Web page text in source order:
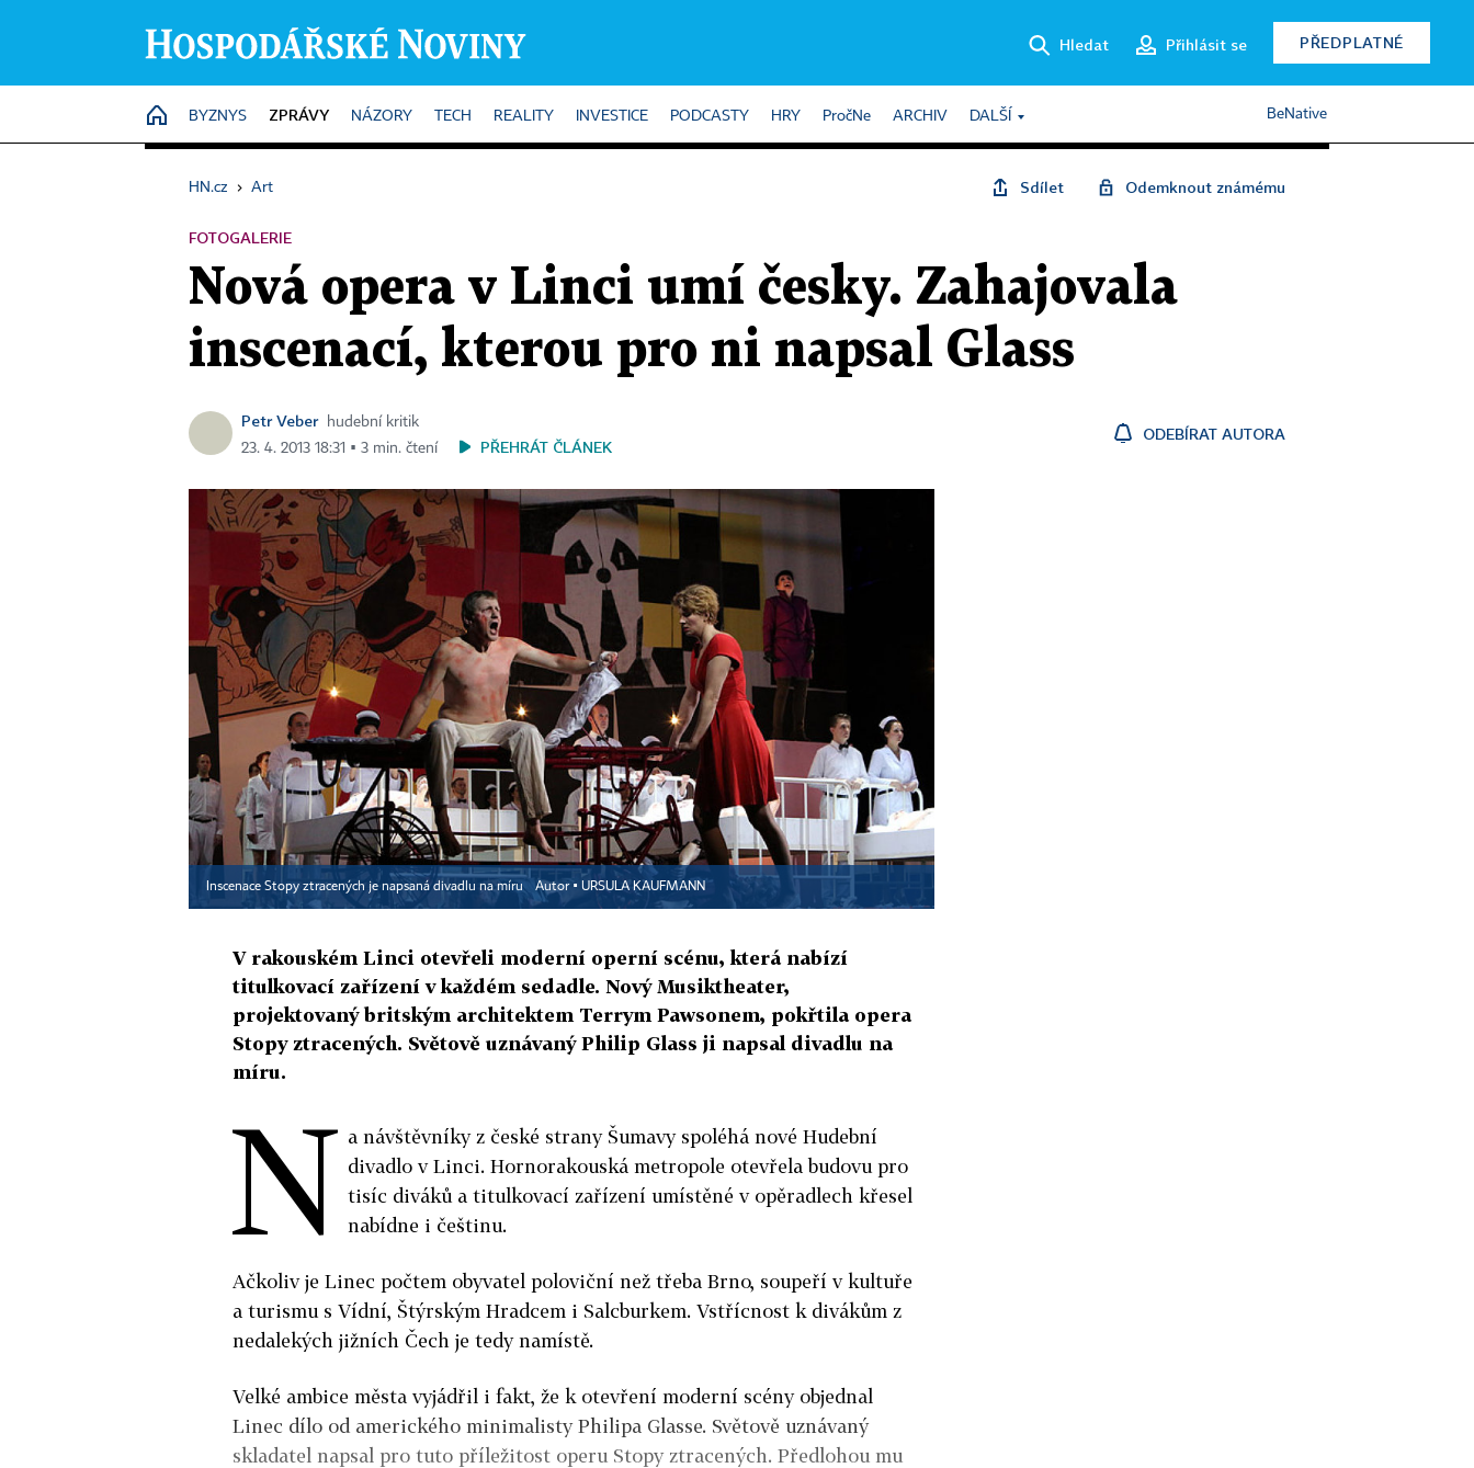
Hledat Přihlásit se PŘEDPLATNÉ
HOME
BYZNYS ZPRÁVY NÁZORY TECH REALITY INVESTICE PODCASTY HRY PročNe ARCHIV DALŠÍ BeNative
HN.cz › Art Sdílet Odemknout známému
FOTOGALERIE
Nová opera v Linci umí česky. Zahajovala
inscenací, kterou pro ni napsal Glass
Petr Veber
hudební kritik
23. 4. 2013 18:31 ▪ 3 min. čtení
PŘEHRÁT ČLÁNEK
ODEBÍRAT AUTORA
Inscenace Stopy ztracených je napsaná divadlu na míru Autor ▪ URSULA KAUFMANN
V rakouském Linci otevřeli moderní operní scénu, která nabízí
titulkovací zařízení v každém sedadle. Nový Musiktheater,
projektovaný britským architektem Terrym Pawsonem, pokřtila opera
Stopy ztracených. Světově uznávaný Philip Glass ji napsal divadlu na
míru.
N a návštěvníky z české strany Šumavy spoléhá nové Hudební
divadlo v Linci. Hornorakouská metropole otevřela budovu pro
tisíc diváků a titulkovací zařízení umístěné v opěradlech křesel
nabídne i češtinu.
Ačkoliv je Linec počtem obyvatel poloviční než třeba Brno, soupeří v kultuře
a turismu s Vídní, Štýrským Hradcem i Salcburkem. Vstřícnost k divákům z
nedalekých jižních Čech je tedy namístě.
Velké ambice města vyjádřil i fakt, že k otevření moderní scény objednal
Linec dílo od amerického minimalisty Philipa Glasse. Světově uznávaný
skladatel napsal pro tuto příležitost operu Stopy ztracených. Předlohou mu